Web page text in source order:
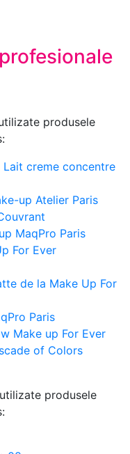
produsele
creme concentre
up Atelier Paris
MaqPro Paris
For Ever
de la Make Up For
Paris
Make up For Ever
of Colors
produsele